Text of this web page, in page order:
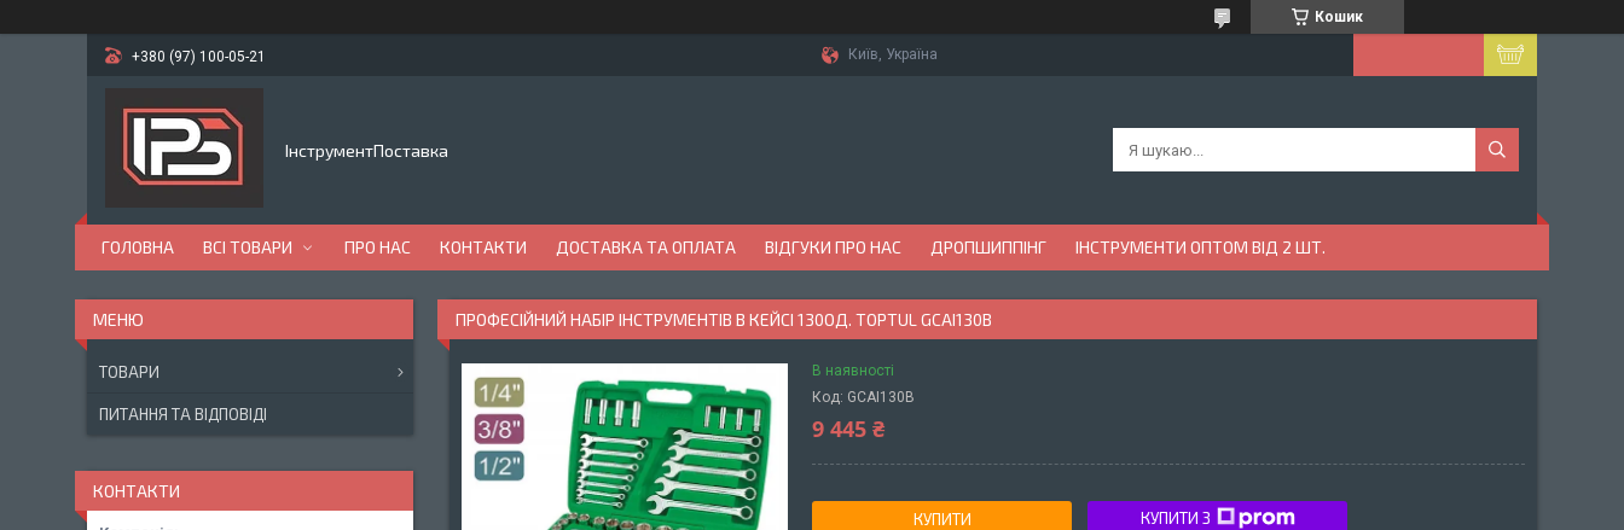
Кошик
+380 (97) 100-05-21 Київ, Україна
ІнструментПоставка
ГОЛОВНА ВСІ ТОВАРИ ПРО НАС КОНТАКТИ ДОСТАВКА ТА ОПЛАТА ВІДГУКИ ПРО НАС ДРОПШИППІНГ ІНСТРУМЕНТИ ОПТОМ ВІД 2 ШТ.
ПРОФЕСІЙНИЙ НАБІР ІНСТРУМЕНТІВ В КЕЙСІ 130ОД. TOPTUL GCAI130B
В наявності
Код: GCAI130B
9 445 ₴
КУПИТИ КУПИТИ З
ТОВАРИ
ПИТАННЯ ТА ВІДПОВІДІ
КОНТАКТИ